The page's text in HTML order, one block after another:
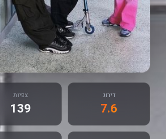
דירוג
7.6
צפיות
139